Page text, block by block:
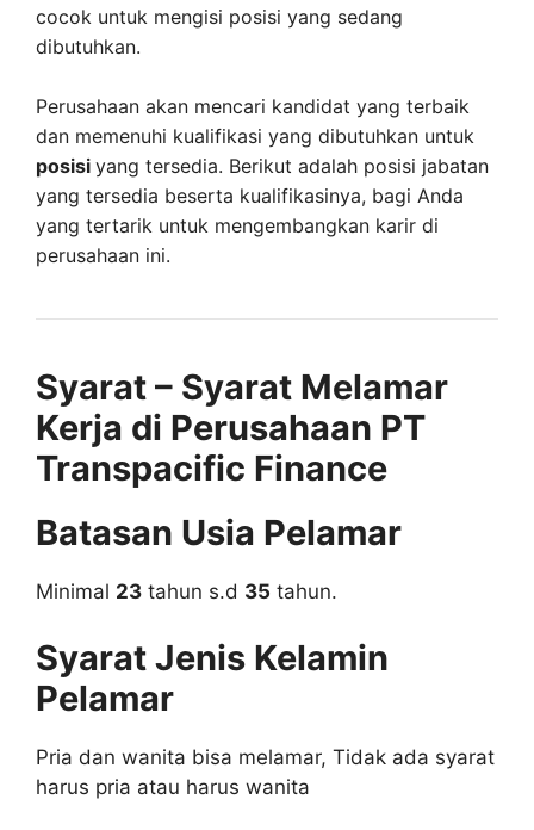
cocok untuk mengisi posisi yang sedang
dibutuhkan.
Perusahaan akan mencari kandidat yang terbaik
dan memenuhi kualifikasi yang dibutuhkan untuk
posisi yang tersedia. Berikut adalah posisi jabatan
yang tersedia beserta kualifikasinya, bagi Anda
yang tertarik untuk mengembangkan karir di
perusahaan ini.
Syarat – Syarat Melamar
Kerja di Perusahaan PT
Transpacific Finance
Batasan Usia Pelamar
Minimal 23 tahun s.d 35 tahun.
Syarat Jenis Kelamin
Pelamar
Pria dan wanita bisa melamar, Tidak ada syarat
harus pria atau harus wanita